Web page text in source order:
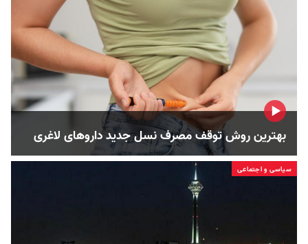
بهترین روش توقف مصرف نسل جدید داروهای لاغری
سیاسی و اجتماعی